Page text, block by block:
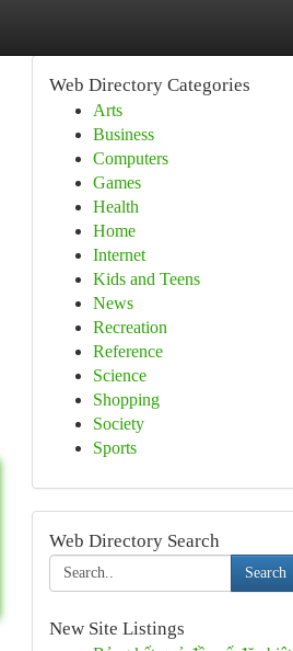
Web Directory Categories
Arts
Business
Computers
Games
Health
Home
Internet
Kids and Teens
News
Recreation
Reference
Science
Shopping
Society
Sports
Web Directory Search
Search
New Site Listings